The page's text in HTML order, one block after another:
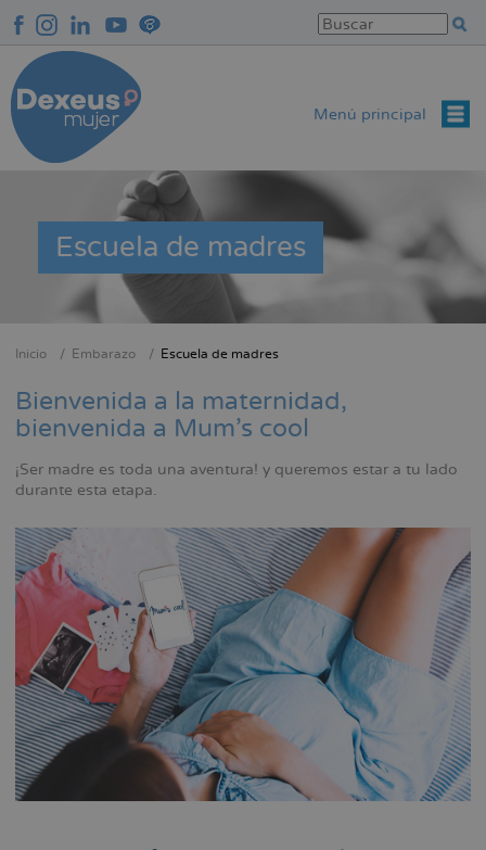
contenido
principal
Menú principal
Escuela de madres
enlaces
de
a
navegación
Inicio Embarazo Escuela de madres
Bienvenida a la maternidad,
bienvenida a Mum’s cool
¡Ser madre es toda una aventura! y queremos estar a tu lado
durante esta etapa.